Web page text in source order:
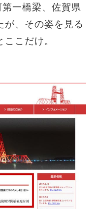
一橋梁、佐賀県
が、その姿を見る
こだけ。